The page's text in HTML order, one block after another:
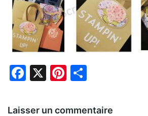
Facebook
X Pinterest
Laisser un commentaire